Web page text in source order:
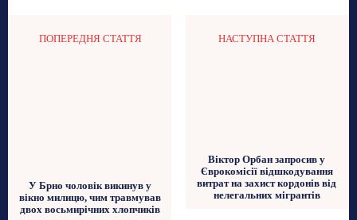
ПОПЕРЕДНЯ СТАТТЯ
У Брно чоловік викинув у
вікно милицю, чим травмував
двох восьмирічних хлопчиків
НАСТУПНА СТАТТЯ
Віктор Орбан запросив у
Єврокомісії відшкодування
витрат на захист кордонів від
нелегальних мігрантів